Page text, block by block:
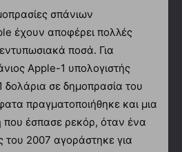
σπάνιων
έχουν αποφέρει πολλές
ποσά. Για
Apple-1 υπολογιστής
δολάρια σε δημοπρασία του
πραγματοποιήθηκε και μια
έσπασε ρεκόρ, όταν ένα
του 2007 αγοράστηκε για